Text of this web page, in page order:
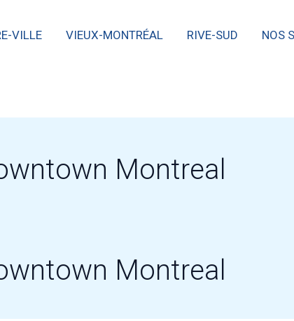
VILLE VIEUX-MONTRÉAL RIVE-SUD NOS
Montreal
Montreal